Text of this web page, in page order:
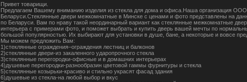
Привет товарищи.
Предлагаем Вашему вниманию изделия из стекла для дома и офиса.Наша организация
Беларуси.Стеклянные двери межкомнатные в Минске с ценами и фото представлены на
по Беларуси. Вам по нраву такой неординарный вариант как стеклянные межкомнатные
интерьера с примерами фото, и поможет выбрать и купить дверь вашей мечты по
большой популярностью. Их выбирают для установки в душе, бане, а некоторые и вовсе
Мы можем предложить Вам:
1)стеклянные ограждения–ограждения лестниц и балконов
2)стеклянные двери-из закаленного ударопрочного стекла
3)cтеклянные перегородки-офисные и в домашних интерьерах
4)душевые перегородки-разнообразин цветовой гаммы фурнитуры и стекла
5)стеклянные козырьки-красиво и стильно украсят фасад здания
6)душевые из стекла-на любой выбор и вкус